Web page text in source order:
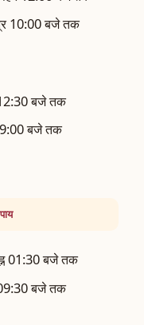
10:00 बजे तक
बजे तक
बजे तक
01:30 बजे तक
बजे तक